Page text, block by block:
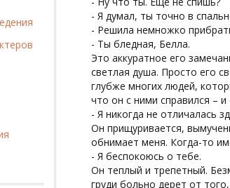
- Я думал, ты точно в
- Решила немножко
- Ты бледная, Белла.
Это аккуратное его
светлая душа. Просто его
глубже многих людей,
что он с ними справился –
- Я никогда не отличалась
Он прищуривается,
обнимает меня. Когда-то
- Я беспокоюсь о тебе.
Он теплый и трепетный.
груди больно дерет от